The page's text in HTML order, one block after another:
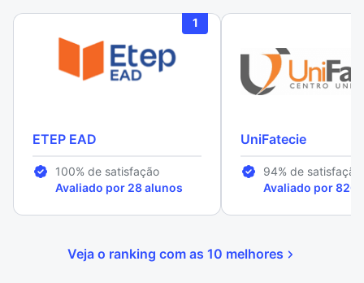
1
ETEP EAD
100% de satisfação
Avaliado por 28 alunos
UniFatecie
94% de satisfação
Avaliado por 826
Veja o ranking com as 10 melhores